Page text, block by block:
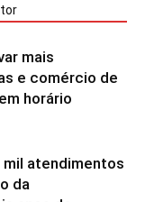
mais
e comércio de
horário
atendimentos
da